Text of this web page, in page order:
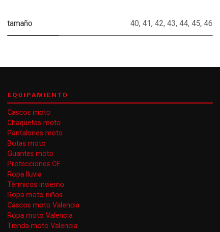
tamaño 40, 41, 42, 43, 44, 45, 46
EQUIPAMIENTO
Cascos moto
Chaquetas moto
Pantalones moto
Botas moto
Guantes moto
Protecciones CE
Ropa lluvia
Térmicos invierno
Ropa moto niños
Cascos moto Valencia
Ropa moto Valencia
Tienda moto Valencia